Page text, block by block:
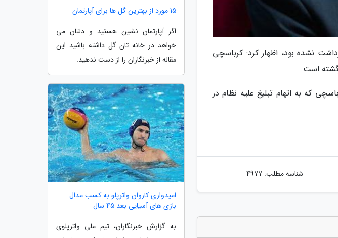
نشده بود، اظهار کرد: کرباسچی
است.
که به اتهام تبلیغ علیه نظام در
شناسه مطلب: 4977
15 مورد از بهترین گل ها برای آپارتمان
اگر آپارتمان نشین هستید و دلتان می
خواهد در خانه تان گل داشته باشید این
مقاله از خبرنگاران را از دست ندهید.
امیدواری کاروان واترپلو به کسب مدال
بازی های آسیایی بعد 45 سال
به گزارش خبرنگاران، تیم ملی واترپلوی